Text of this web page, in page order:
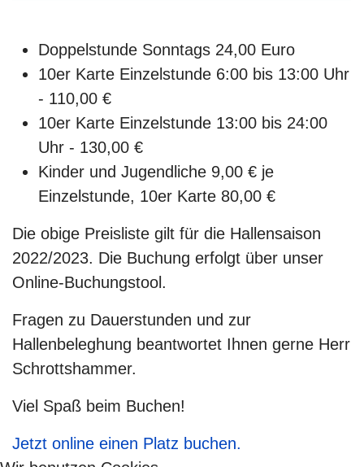
Doppelstunde Sonntags 24,00 Euro
10er Karte Einzelstunde 6:00 bis 13:00 Uhr
- 110,00 €
10er Karte Einzelstunde 13:00 bis 24:00
Uhr - 130,00 €
Kinder und Jugendliche 9,00 € je
Einzelstunde, 10er Karte 80,00 €
Die obige Preisliste gilt für die Hallensaison
2022/2023. Die Buchung erfolgt über unser
Online-Buchungstool.
Fragen zu Dauerstunden und zur
Hallenbeleghung beantwortet Ihnen gerne Herr
Schrottshammer.
Viel Spaß beim Buchen!
Jetzt online einen Platz buchen.